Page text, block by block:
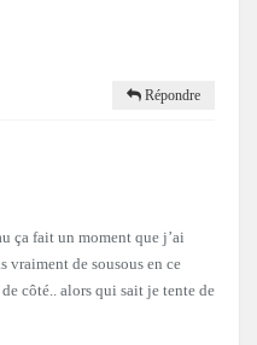
Répondre
ça fait un moment que j’ai
vraiment de sousous en ce
côté.. alors qui sait je tente de